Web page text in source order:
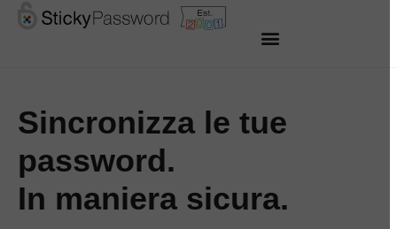
Sincronizza le tue
password.
In maniera sicura.